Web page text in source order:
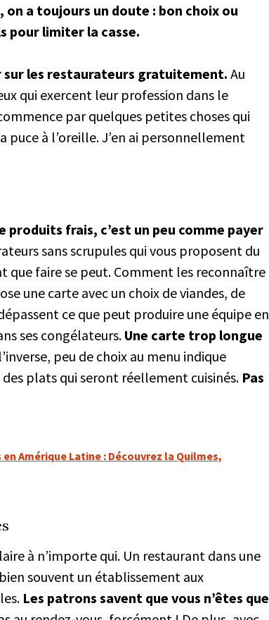
on a toujours un doute : bon choix ou
pour limiter la casse.
sur les restaurateurs gratuitement. Au
qui exercent leur profession dans le
par quelques petites choses qui
à l’oreille. J’en ai personnellement
produits frais, c’est un peu comme payer
sans scrupules qui vous proposent du
que faire se peut. Comment les reconnaître
une carte avec un choix de viandes, de
ce que peut produire une équipe en
ses congélateurs. Une carte trop longue
peu de choix au menu indique
plats qui seront réellement cuisinés. Pas
Amérique Latine : Découvrez la Quilmes,
à n’importe qui. Un restaurant dans une
souvent un établissement aux
Les patrons savent que vous n’êtes que